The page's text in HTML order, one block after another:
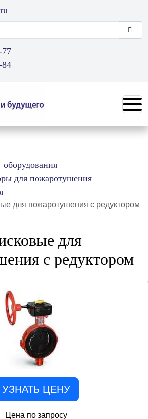
77
84
оборудования
для пожаротушения
для пожаротушения с редуктором
для
с редуктором
УЗНАТЬ ЦЕНУ
Цена по запросу